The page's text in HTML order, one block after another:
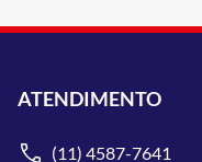
ATENDIMENTO
(11) 4587-7641